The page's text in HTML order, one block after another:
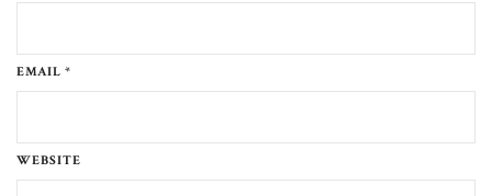
EMAIL *
WEBSITE